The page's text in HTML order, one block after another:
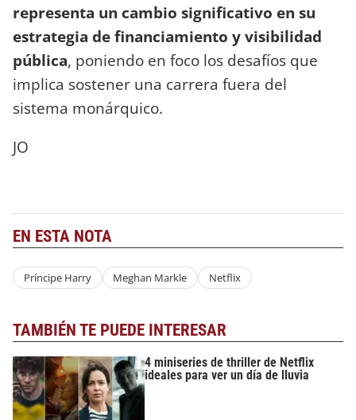
representa un cambio significativo en su
estrategia de financiamiento y visibilidad
pública, poniendo en foco los desafíos que
implica sostener una carrera fuera del
sistema monárquico.
JO
EN ESTA NOTA
Príncipe Harry Meghan Markle Netflix
TAMBIÉN TE PUEDE INTERESAR
4 miniseries de thriller de Netflix
ideales para ver un día de lluvia